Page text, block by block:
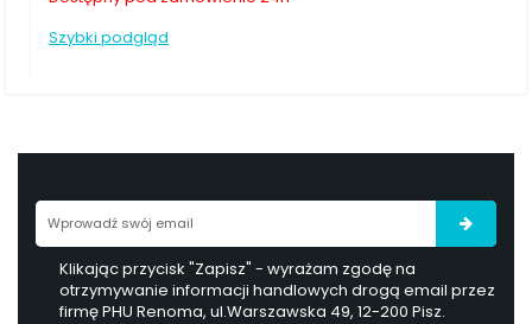
Klikając przycisk "Zapisz" - wyrażam zgodę na
otrzymywanie informacji handlowych drogą email przez
firmę PHU Renoma, ul.Warszawska 49, 12-200 Pisz.